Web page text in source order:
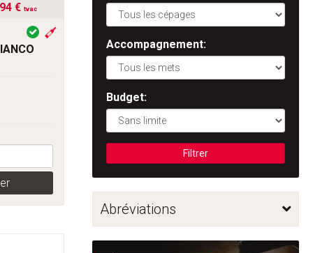
€ tvac
Accompagnement:
Budget:
Filtrer
Abréviations